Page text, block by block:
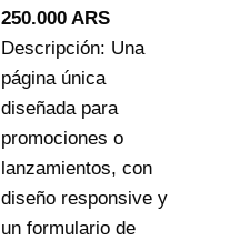
250.000 ARS
Descripción: Una
página única
diseñada para
promociones o
lanzamientos, con
diseño responsive y
un formulario de